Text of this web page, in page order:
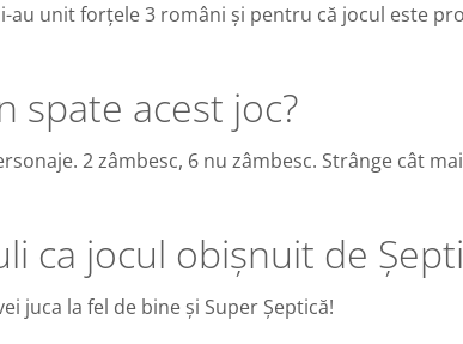
au unit forțele 3 români și pentru că jocul este
spate acest joc?
2 zâmbesc, 6 nu zâmbesc. Strânge cât
ca jocul obișnuit de
juca la fel de bine și Super Șeptică!